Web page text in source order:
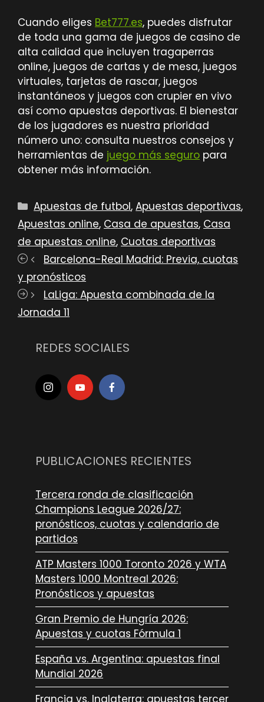
Cuando eliges Bet777.es, puedes disfrutar
de toda una gama de juegos de casino de
alta calidad que incluyen tragaperras
online, juegos de cartas y de mesa, juegos
virtuales, tarjetas de rascar, juegos
instantáneos y juegos con crupier en vivo
así como apuestas deportivas. El bienestar
de los jugadores es nuestra prioridad
número uno: consulta nuestros consejos y
herramientas de juego más seguro para
obtener más información.
Categorías
Apuestas de futbol,Apuestas deportivas,
Apuestas online, Casa de apuestas, Casa
de apuestas online, Cuotas deportivas
Barcelona-Real Madrid: Previa, cuotas
y pronósticos
LaLiga: Apuesta combinada de la
Jornada 11
REDES SOCIALES
PUBLICACIONES RECIENTES
Tercera ronda de clasificación
Champions League 2026/27:
pronósticos, cuotas y calendario de
partidos
ATP Masters 1000 Toronto 2026 y WTA
Masters 1000 Montreal 2026:
Pronósticos y apuestas
Gran Premio de Hungría 2026:
Apuestas y cuotas Fórmula 1
España vs. Argentina: apuestas final
Mundial 2026
Francia vs. Inglaterra: apuestas tercer